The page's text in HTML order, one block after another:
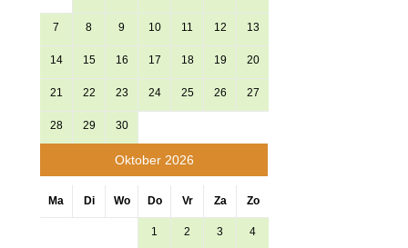
7 8 9 10 11 12 13
14 15 16 17 18 19 20
21 22 23 24 25 26 27
28 29 30
Oktober 2026
Ma Di Wo Do Vr Za Zo
1 2 3 4